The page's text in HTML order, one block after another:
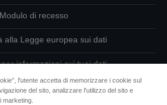
Modulo di recesso
alla Legge europea sui dati
informazioni sui tuoi dati
sui cookie
l'utente accetta di memorizzare i cookie sul
del sito, analizzare l'utilizzo del sito e
marketing.